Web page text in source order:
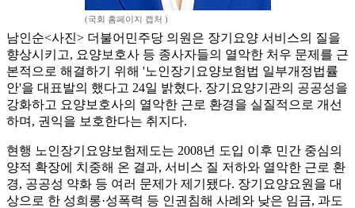
(국회 홈페이지 캡처 )
남인순<사진> 더불어민주당 의원은 장기요양 서비스의 질을
향상시키고, 요양보호사 등 종사자들의 열악한 처우 문제를 근
본적으로 해결하기 위해 '노인장기요양보험법 일부개정법률
안'을 대표발의 했다고 24일 밝혔다. 장기요양기관의 공공성을
강화하고 요양보호사의 열악한 근로 환경을 실질적으로 개선
하며, 권익을 보호한다는 취지다.
현행 노인장기요양보험제도는 2008년 도입 이후 민간 중심의
양적 확장에 치중해 온 결과, 서비스 질 저하와 열악한 근로 환
경, 공공성 약화 등 여러 문제가 제기됐다. 장기요양요원을 대
상으로 한 성희롱·성폭력 등 인권침해 사례와 낮은 임금, 과도